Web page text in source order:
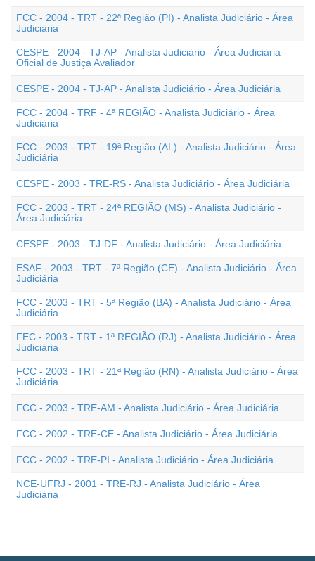
FCC - 2004 - TRT - 22ª Região (PI) - Analista Judiciário - Área
Judiciária
CESPE - 2004 - TJ-AP - Analista Judiciário - Área Judiciária -
Oficial de Justiça Avaliador
CESPE - 2004 - TJ-AP - Analista Judiciário - Área Judiciária
FCC - 2004 - TRF - 4ª REGIÃO - Analista Judiciário - Área
Judiciária
FCC - 2003 - TRT - 19ª Região (AL) - Analista Judiciário - Área
Judiciária
CESPE - 2003 - TRE-RS - Analista Judiciário - Área Judiciária
FCC - 2003 - TRT - 24ª REGIÃO (MS) - Analista Judiciário -
Área Judiciária
CESPE - 2003 - TJ-DF - Analista Judiciário - Área Judiciária
ESAF - 2003 - TRT - 7ª Região (CE) - Analista Judiciário - Área
Judiciária
FCC - 2003 - TRT - 5ª Região (BA) - Analista Judiciário - Área
Judiciária
FEC - 2003 - TRT - 1ª REGIÃO (RJ) - Analista Judiciário - Área
Judiciária
FCC - 2003 - TRT - 21ª Região (RN) - Analista Judiciário - Área
Judiciária
FCC - 2003 - TRE-AM - Analista Judiciário - Área Judiciária
FCC - 2002 - TRE-CE - Analista Judiciário - Área Judiciária
FCC - 2002 - TRE-PI - Analista Judiciário - Área Judiciária
NCE-UFRJ - 2001 - TRE-RJ - Analista Judiciário - Área
Judiciária